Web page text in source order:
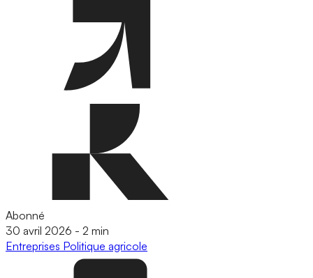
Abonné
30 avril 2026 - 2 min
Entreprises Politique agricole